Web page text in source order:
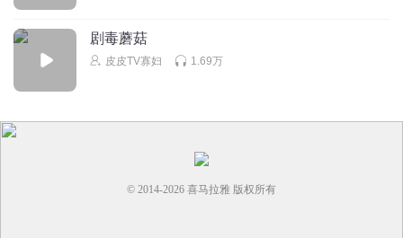
剧毒蘑菇
皮皮TV寡妇 1.69万
© 2014-2026 喜马拉雅 版权所有